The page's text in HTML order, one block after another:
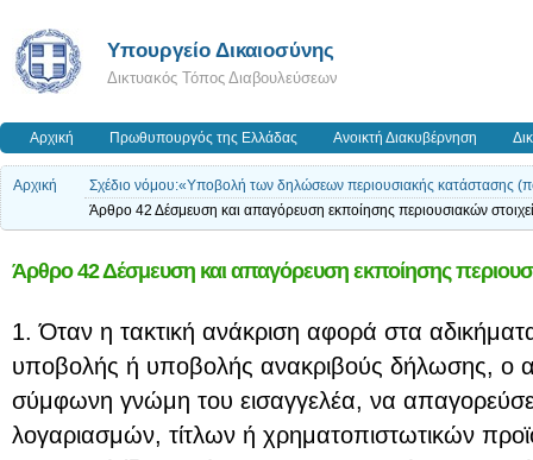
Υπουργείο Δικαιοσύνης
Δικτυακός Τόπος Διαβουλεύσεων
Αρχική Πρωθυπουργός της Ελλάδας Ανοικτή Διακυβέρνηση
Αρχική
Σχέδιο νόμου:«Υποβολή των δηλώσεων περιουσιακής κατάστασης
Άρθρο 42 Δέσμευση και απαγόρευση εκποίησης περιουσιακών
Άρθρο 42 Δέσμευση και απαγόρευση εκποίησης
1. Όταν η τακτική ανάκριση αφορά στα
υποβολής ή υποβολής ανακριβούς δήλωσης, ο
σύμφωνη γνώμη του εισαγγελέα, να
λογαριασμών, τίτλων ή χρηματοπιστωτικών